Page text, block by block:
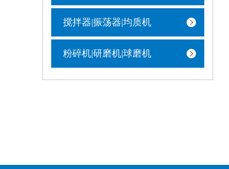
搅拌器|振荡器|均质机
粉碎机|研磨机|球磨机